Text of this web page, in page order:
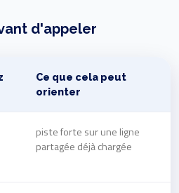
d'appeler
Ce que cela peut
orienter
piste forte sur une ligne
partagée déjà chargée